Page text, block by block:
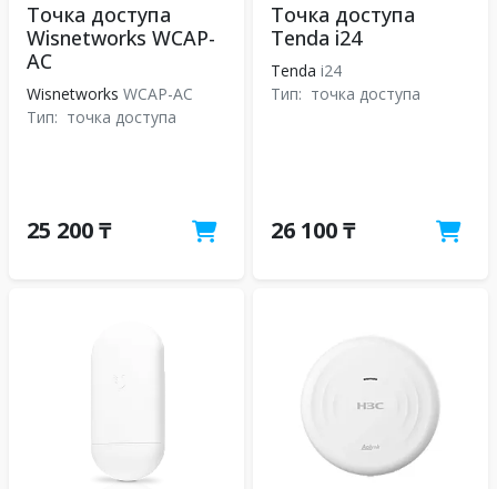
Точка доступа
Wisnetworks WCAP-
AC
Wisnetworks WCAP-AC
Тип: точка доступа
25 200 ₸
Точка доступа
Tenda i24
Tenda i24
Тип: точка доступа
26 100 ₸